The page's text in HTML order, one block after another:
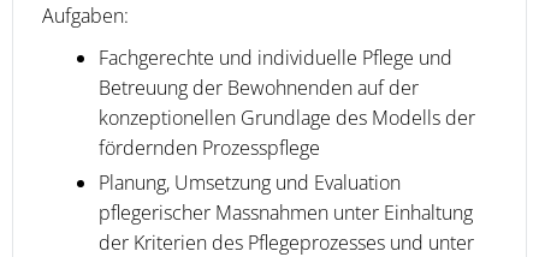
Aufgaben:
Fachgerechte und individuelle Pflege und
Betreuung der Bewohnenden auf der
konzeptionellen Grundlage des Modells der
fördernden Prozesspflege
Planung, Umsetzung und Evaluation
pflegerischer Massnahmen unter Einhaltung
der Kriterien des Pflegeprozesses und unter